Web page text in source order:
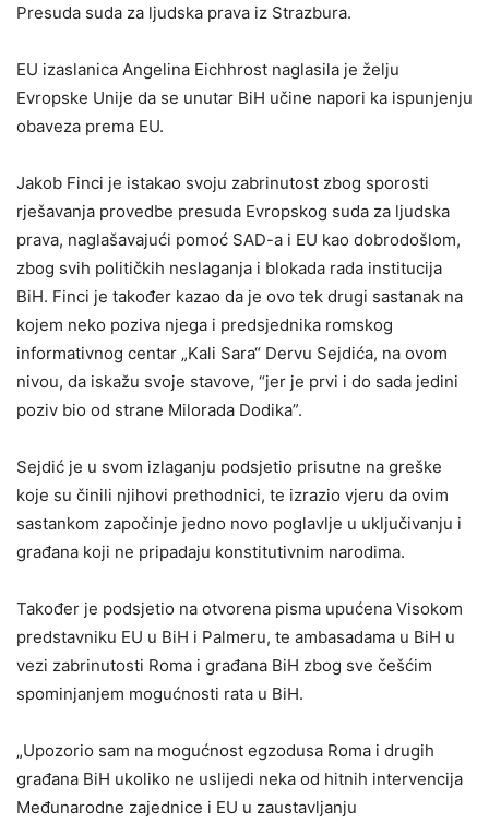
Presuda suda za ljudska prava iz Strazbura.
EU izaslanica Angelina Eichhrost naglasila je želju
Evropske Unije da se unutar BiH učine napori ka ispunjenju
obaveza prema EU.
Jakob Finci je istakao svoju zabrinutost zbog sporosti
rješavanja provedbe presuda Evropskog suda za ljudska
prava, naglašavajući pomoć SAD-a i EU kao dobrodošlom,
zbog svih političkih neslaganja i blokada rada institucija
BiH. Finci je također kazao da je ovo tek drugi sastanak na
kojem neko poziva njega i predsjednika romskog
informativnog centar „Kali Sara“ Dervu Sejdića, na ovom
nivou, da iskažu svoje stavove, “jer je prvi i do sada jedini
poziv bio od strane Milorada Dodika”.
Sejdić je u svom izlaganju podsjetio prisutne na greške
koje su činili njihovi prethodnici, te izrazio vjeru da ovim
sastankom započinje jedno novo poglavlje u uključivanju i
građana koji ne pripadaju konstitutivnim narodima.
Također je podsjetio na otvorena pisma upućena Visokom
predstavniku EU u BiH i Palmeru, te ambasadama u BiH u
vezi zabrinutosti Roma i građana BiH zbog sve češćim
spominjanjem mogućnosti rata u BiH.
„Upozorio sam na mogućnost egzodusa Roma i drugih
građana BiH ukoliko ne uslijedi neka od hitnih intervencija
Međunarodne zajednice i EU u zaustavljanju